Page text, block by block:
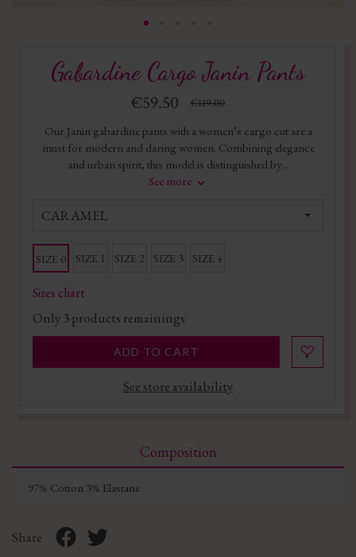
Gabardine Cargo Janin Pants
€59.50 €119.00
Our Janin gabardine pants with a women’s cargo cut are a
must for modern and daring women. Combining elegance
and urban spirit, this model is distinguished by...
See more
CARAMEL
SIZE 0 SIZE 1 SIZE 2 SIZE 3 SIZE 4
Sizes chart
Only 3products remainings
ADD TO CART
See store availability
Composition
97% Cotton 3% Elastane
Share